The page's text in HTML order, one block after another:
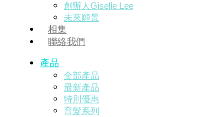
創辦人Giselle Lee
未來願景
相集
聯絡我們
產品
全部產品
最新產品
特別優惠
育髮系列